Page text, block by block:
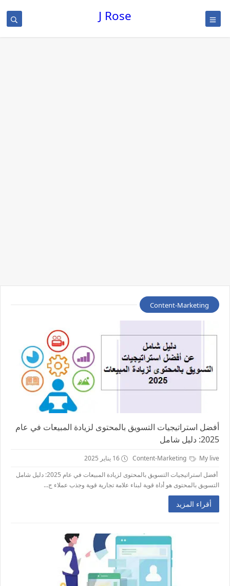
J Rose
Content-Marketing
أفضل استراتيجيات التسويق بالمحتوى لزيادة المبيعات في عام
2025: دليل شامل
My live
16 يناير 2025
أفضل استراتيجيات التسويق بالمحتوى لزيادة المبيعات في عام 2025: دليل شامل
التسويق بالمحتوى هو أداة قوية لبناء علامة تجارية قوية وجذب عملاء ج...
أقراء المزيد